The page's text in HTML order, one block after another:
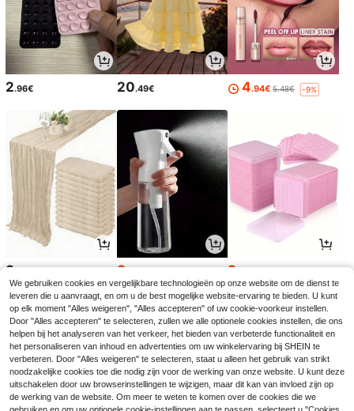
2.96€ 20.49€ 4.94€ 5.48€ -9%
3 3 3
We gebruiken cookies en vergelijkbare technologieën op onze website om de dienst te
leveren die u aanvraagt, en om u de best mogelijke website-ervaring te bieden. U kunt
op elk moment "Alles weigeren", "Alles accepteren" of uw cookie-voorkeur instellen.
Door "Alles accepteren" te selecteren, zullen we alle optionele cookies instellen, die ons
helpen bij het analyseren van het verkeer, het bieden van verbeterde functionaliteit en
het personaliseren van inhoud en advertenties om uw winkelervaring bij SHEIN te
verbeteren. Door "Alles weigeren" te selecteren, staat u alleen het gebruik van strikt
noodzakelijke cookies toe die nodig zijn voor de werking van onze website. U kunt deze
uitschakelen door uw browserinstellingen te wijzigen, maar dit kan van invloed zijn op
de werking van de website. Om meer te weten te komen over de cookies die we